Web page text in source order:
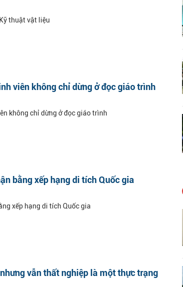
thuật vật liệu
viên không chỉ dừng ở đọc giáo trình
không chỉ dừng ở đọc giáo trình
bằng xếp hạng di tích Quốc gia
xếp hạng di tích Quốc gia
vẫn thất nghiệp là một thực trạng